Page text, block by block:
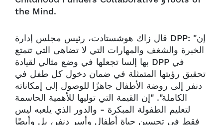
the Mind.
قال زاك هوشستادت، رئيس مجلس إدارة DPP: "إن
الخبرة والشغف والمهارات التي لا تضاهى التي تتمتع
بها إلسا تجعلها في وضع مثالي لقيادة DPP في
تحقيق رؤيتها المتمثلة في ضمان دخول كل طفل في
دنفر إلى روضة الأطفال جاهزًا للوصول إلى إمكاناته
الكاملة". "إن القيمة التي توليها للأهمية الحاسمة
لتعليم الطفولة المبكرة - والدور الذي يلعبه ليس
فقط في تحسين حياة أطفال وأسر دنفر، بل وأيضًا